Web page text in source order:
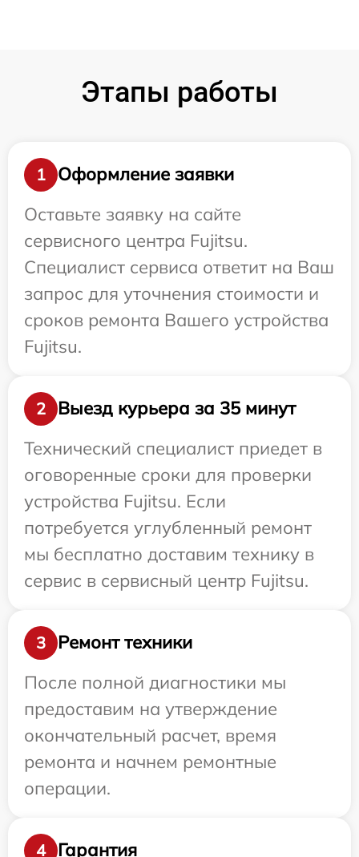
Этапы работы
1
Оформление заявки
Оставьте заявку на сайте
сервисного центра Fujitsu.
Специалист сервиса ответит на Ваш
запрос для уточнения стоимости и
сроков ремонта Вашего устройства
Fujitsu.
2
Выезд курьера за 35 минут
Технический специалист приедет в
оговоренные сроки для проверки
устройства Fujitsu. Если
потребуется углубленный ремонт
мы бесплатно доставим технику в
сервис в сервисный центр Fujitsu.
3
Ремонт техники
После полной диагностики мы
предоставим на утверждение
окончательный расчет, время
ремонта и начнем ремонтные
операции.
4 Гарантия